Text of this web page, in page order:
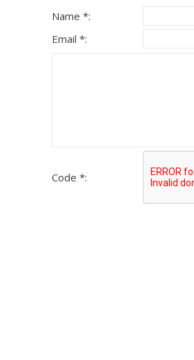
Name *:
Email *:
Code *: